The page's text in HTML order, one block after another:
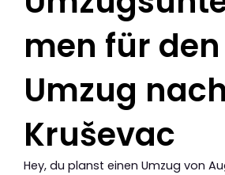
men für den
Umzug nach
Kruševac
Hey, du planst einen Umzug von